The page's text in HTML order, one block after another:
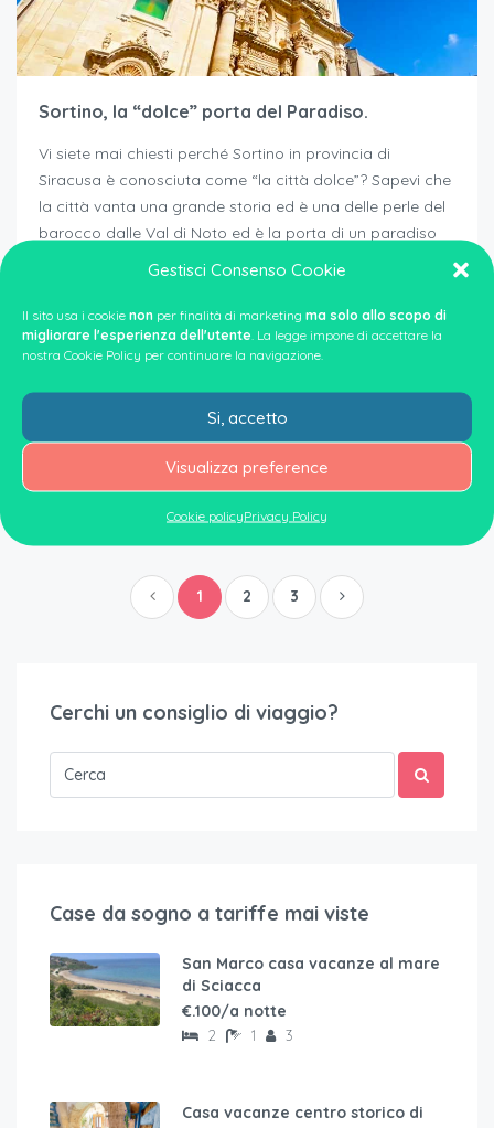
Gestisci Consenso Cookie
Il sito usa i cookie non per finalità di marketing ma solo allo scopo di
migliorare l'esperienza dell'utente . La legge impone di accettare la
nostra Cookie Policy per continuare la navigazione.
Si, accetto
Visualizza preference
Cookie policyPrivacy Policy
Sortino, la “dolce” porta del Paradiso.
Vi siete mai chiesti perché Sortino in provincia di
Siracusa è conosciuta come “la città dolce”? Sapevi che
la città vanta una grande storia ed è una delle perle del
barocco dalle Val di Noto ed è la porta di un paradiso
naturale? Scopri cosa visitare, esplorare e gustare a
da Alberto
18/07/2025
Leggi di più
1 2 3
Cerchi un consiglio di viaggio?
Case da sogno a tariffe mai viste
San Marco casa vacanze al mare
di Sciacca
€.100/a notte
2 1 3
Casa vacanze centro storico di